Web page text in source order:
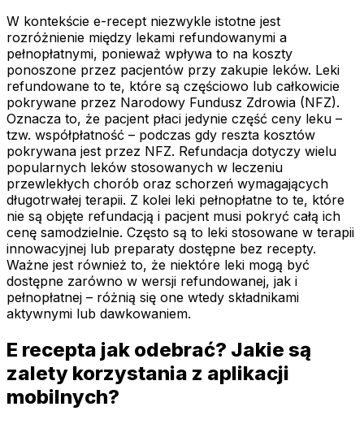
W kontekście e-recept niezwykle istotne jest
rozróżnienie między lekami refundowanymi a
pełnopłatnymi, ponieważ wpływa to na koszty
ponoszone przez pacjentów przy zakupie leków. Leki
refundowane to te, które są częściowo lub całkowicie
pokrywane przez Narodowy Fundusz Zdrowia (NFZ).
Oznacza to, że pacjent płaci jedynie część ceny leku –
tzw. współpłatność – podczas gdy reszta kosztów
pokrywana jest przez NFZ. Refundacja dotyczy wielu
popularnych leków stosowanych w leczeniu
przewlekłych chorób oraz schorzeń wymagających
długotrwałej terapii. Z kolei leki pełnopłatne to te, które
nie są objęte refundacją i pacjent musi pokryć całą ich
cenę samodzielnie. Często są to leki stosowane w terapii
innowacyjnej lub preparaty dostępne bez recepty.
Ważne jest również to, że niektóre leki mogą być
dostępne zarówno w wersji refundowanej, jak i
pełnopłatnej – różnią się one wtedy składnikami
aktywnymi lub dawkowaniem.
E recepta jak odebrać? Jakie są
zalety korzystania z aplikacji
mobilnych?